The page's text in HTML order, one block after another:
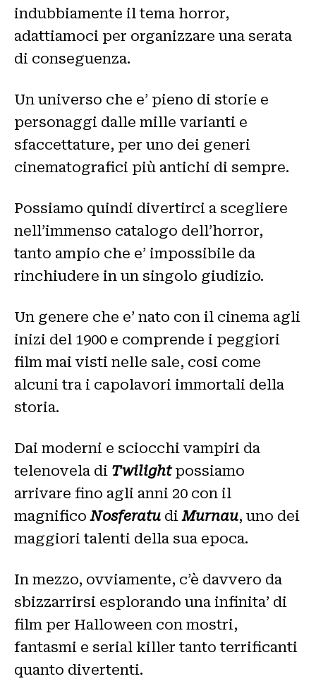
indubbiamente il tema horror,
adattiamoci per organizzare una serata
di conseguenza.
Un universo che e’ pieno di storie e
personaggi dalle mille varianti e
sfaccettature, per uno dei generi
cinematografici più antichi di sempre.
Possiamo quindi divertirci a scegliere
nell’immenso catalogo dell’horror,
tanto ampio che e’ impossibile da
rinchiudere in un singolo giudizio.
Un genere che e’ nato con il cinema agli
inizi del 1900 e comprende i peggiori
film mai visti nelle sale, cosi come
alcuni tra i capolavori immortali della
storia.
Dai moderni e sciocchi vampiri da
telenovela di Twilightpossiamo
arrivare fino agli anni 20 con il
magnificoNosferatu diMurnau, uno dei
maggiori talenti della sua epoca.
In mezzo, ovviamente, c’è davvero da
sbizzarrirsi esplorando una infinita’ di
film per Halloween con mostri,
fantasmi e serial killer tanto terrificanti
quanto divertenti.